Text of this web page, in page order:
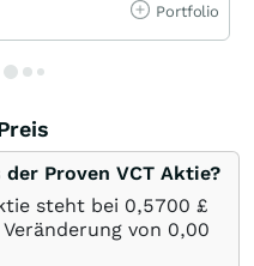
Portfolio
Proven VCT Aktie?
steht bei 0,5700 £
von 0,00